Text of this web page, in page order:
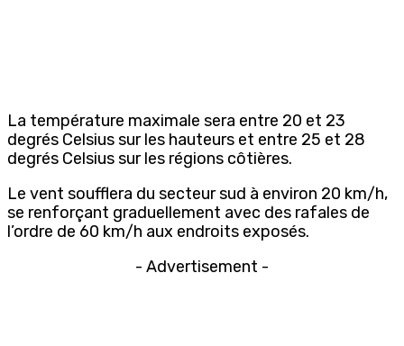
La température maximale sera entre 20 et 23
degrés Celsius sur les hauteurs et entre 25 et 28
degrés Celsius sur les régions côtières.
Le vent soufflera du secteur sud à environ 20 km/h,
se renforçant graduellement avec des rafales de
l’ordre de 60 km/h aux endroits exposés.
- Advertisement -